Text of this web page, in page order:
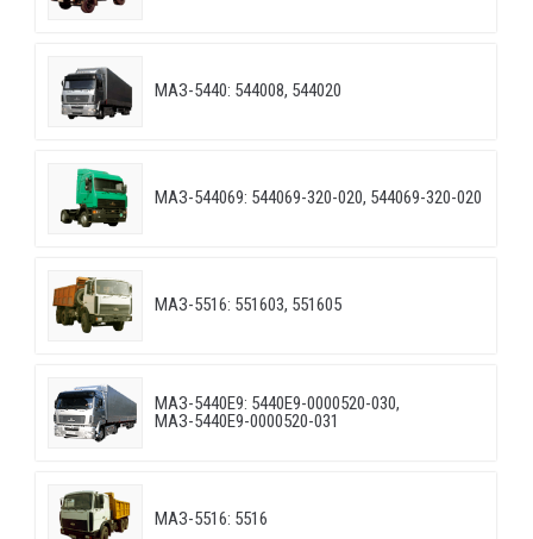
МАЗ-5440: 544008, 544020
МАЗ-544069: 544069-320-020, 544069-320-020
МАЗ-5516: 551603, 551605
МАЗ-5440E9: 5440E9-0000520-030,
МАЗ-5440E9-0000520-031
МАЗ-5516: 5516